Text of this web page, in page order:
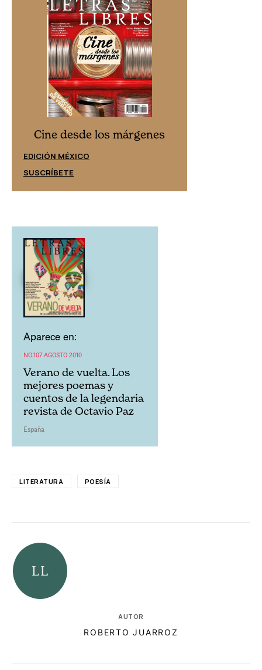
Cine desde los márgenes
EDICIÓN MÉXICO
SUSCRÍBETE
Aparece en:
NO.107 AGOSTO 2010
Verano de vuelta. Los
mejores poemas y
cuentos de la legendaria
revista de Octavio Paz
España
LITERATURA POESÍA
AUTOR
ROBERTO JUARROZ